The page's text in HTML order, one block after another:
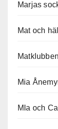
Marjas
Mat och
Matklubben
Mia
MIa och